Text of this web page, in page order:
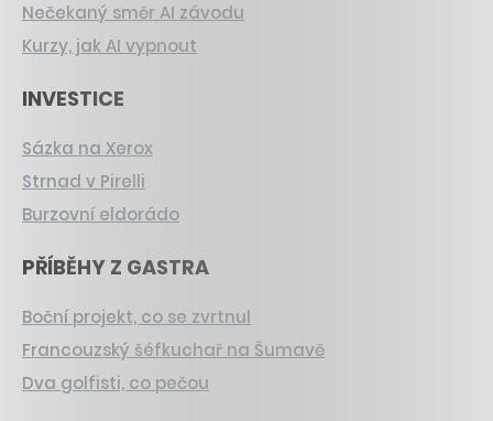
Nečekaný směr AI závodu
Kurzy, jak AI vypnout
INVESTICE
Sázka na Xerox
Strnad v Pirelli
Burzovní eldorádo
PŘÍBĚHY Z GASTRA
Boční projekt, co se zvrtnul
Francouzský šéfkuchař na Šumavě
Dva golfisti, co pečou